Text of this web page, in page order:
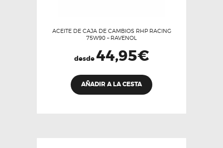
ACEITE DE CAJA DE CAMBIOS RHP RACING
75W90 – RAVENOL
desde44,95€
AÑADIR A LA CESTA